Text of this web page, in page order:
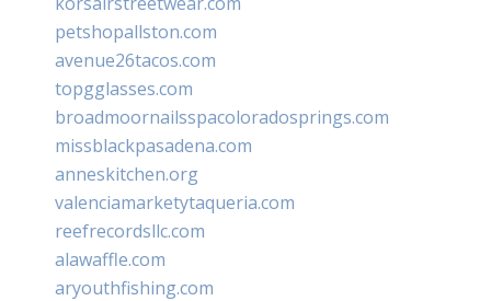
petshopallston.com
avenue26tacos.com
topgglasses.com
broadmoornailsspacoloradosprings.com
missblackpasadena.com
anneskitchen.org
valenciamarketytaqueria.com
reefrecordsllc.com
alawaffle.com
aryouthfishing.com